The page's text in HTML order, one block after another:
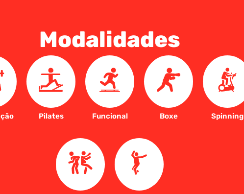
Modalidades
Pilates Funcional Boxe Spinning